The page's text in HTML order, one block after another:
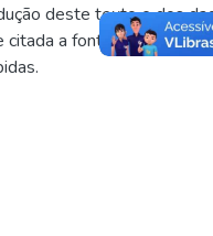
deste texto e dos
citada a fonte.